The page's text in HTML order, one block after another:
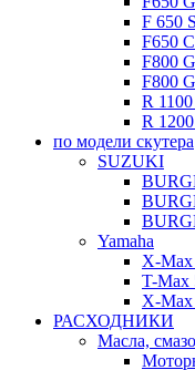
F 650
F650
F800
F800
R
R
по модели скутера
SUZUKI
Yamaha
X-Max
T-Max
X-Max
РАСХОДНИКИ
Масла,